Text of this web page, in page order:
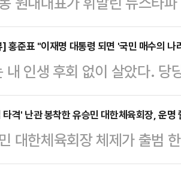
가 이재명 대표를 선택했다
지…
로 1위를 차지한 것으로 나
정㈜에 의뢰해 지난 15일부
해 "지지 정당이 없다"거나
이번 대선에서 이재명·안철수
하겠느냐…
회출입기자 명패 없이 권 원
지에 나설 수밖에 없었던 이
은 17일 비상대책회의 직후
니라 세미나를 취재하러 왔
"며 "(권 원내대표가) 취재
를 제지하는 과정에서 그런
말했다.또 국회출입기…
홍준표 "이재명 대통령 되면 '국민 매수의
내 인생 후회 없이 살았다. 당
표 국민의힘 경선 예비후
현한다. 이재명 더불어민주
적으로 강한 면모를 지닌 정
고안된 정치적 자신감이다.
타격' 난관 봉착한 유승민 대한체육회장, 운명
대한체육회장 체제가 출범
산하 스포츠윤리센터는 최